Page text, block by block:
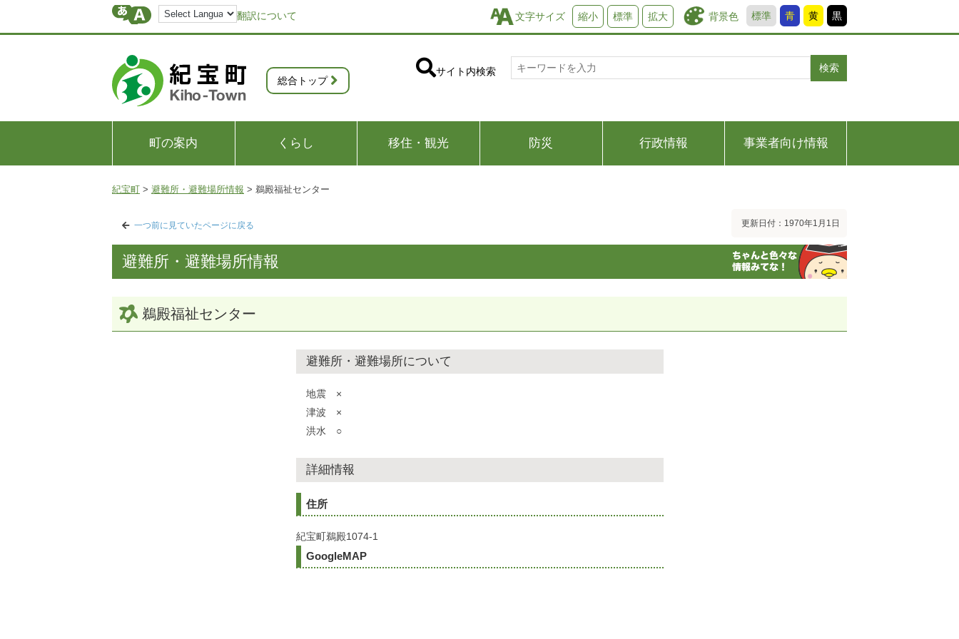
翻訳について 背景色 標準 青 黄 黒
文字サイズ 縮小 標準 拡大
総合トップ
サイト内検索 検索
町の案内 くらし 移住・観光 防災 行政情報 事業者向け情報
紀宝町 > 避難所・避難場所情報 > 鵜殿福祉センター
一つ前に見ていたページに戻る 更新日付：1970年1月1日
避難所・避難場所情報
鵜殿福祉センター
避難所・避難場所について
地震 ×
津波 ×
洪水 ○
詳細情報
住所
紀宝町鵜殿1074-1
GoogleMAP